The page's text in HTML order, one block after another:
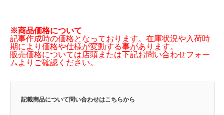
※商品価格について
記事作成時の価格となっております。在庫状況や入荷時
期により価格や仕様が変動する事があります。
販売価格については店頭または下記お問い合わせフォー
ムよりご確認ください。
記載商品について問い合わせはこちらから